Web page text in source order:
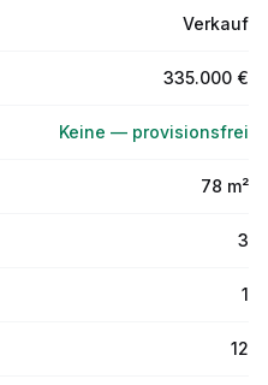
Verkauf
335.000 €
Keine — provisionsfrei
78 m²
3
1
12